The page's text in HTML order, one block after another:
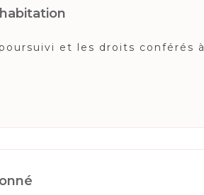
et les droits conférés à